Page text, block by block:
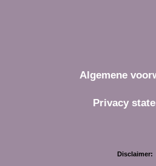
Algemene
Privacy
Disclaimer: